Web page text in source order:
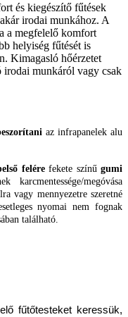
és kiegészítő fűtések
irodai munkához. A
a megfelelő komfort
helyiség fűtését is
Kimagasló hőérzetet
irodai munkáról vagy csak
az infrapanelek alu
felérefekete színű gumi
megóvása
vagy mennyezetre szeretné
nyomai nem fognak
található.
fűtőtesteket keressük,